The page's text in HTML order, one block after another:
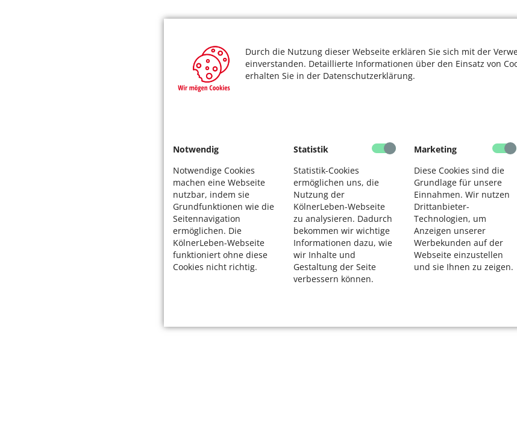
Durch die Nutzung dieser Webseite erklären Sie sich mit der
einverstanden. Detaillierte Informationen über den Einsatz von
erhalten Sie in der Datenschutzerklärung.
Notwendig
Notwendige Cookies
machen eine Webseite
nutzbar, indem sie
Grundfunktionen wie die
Seitennavigation
ermöglichen. Die
KölnerLeben-Webseite
funktioniert ohne diese
Cookies nicht richtig.
Statistik
Statistik-Cookies
ermöglichen uns, die
Nutzung der
KölnerLeben-Webseite
zu analysieren. Dadurch
bekommen wir wichtige
Informationen dazu, wie
wir Inhalte und
Gestaltung der Seite
verbessern können.
Marketing
Diese Cookies sind die
Grundlage für unsere
Einnahmen. Wir nutzen
Drittanbieter-
Technologien, um
Anzeigen unserer
Werbekunden auf der
Webseite einzustellen
und sie Ihnen zu zeigen.